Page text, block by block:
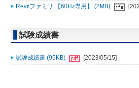
Revitファミリ 【60Hz専用】 (2MB)
試験成績書
試験成績書 (95KB) [2023/05/15]